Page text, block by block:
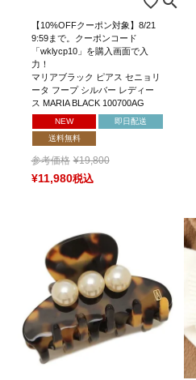
【10%OFFクーポン対象】8/21
9:59まで。クーポンコード
「wklycp10」を購入画面で入
力！
マリアブラック ピアス セニョリ
ータ フープ シルバー レディー
ス MARIA BLACK 100700AG
NEW
即日配送
送料無料
参考価格 ¥19,800
¥11,980税込